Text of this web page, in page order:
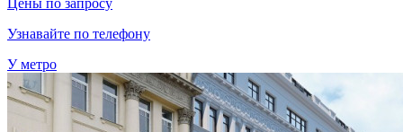
Цены по запросу
Узнавайте по телефону
У метро